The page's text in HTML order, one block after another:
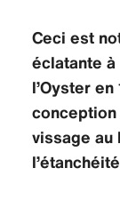
Ceci est
éclatante à
l’Oyster
vissage